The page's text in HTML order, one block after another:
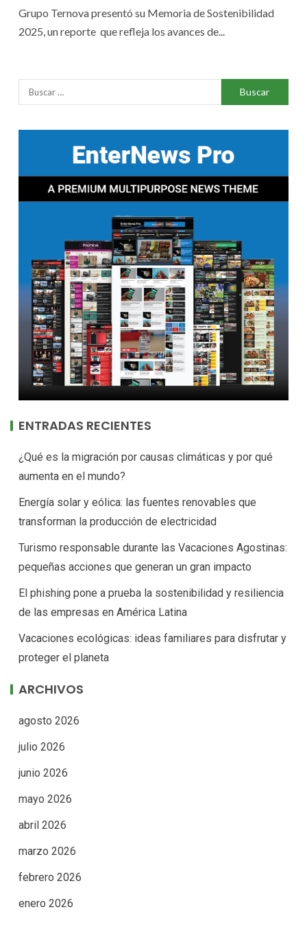
Grupo Ternova presentó su Memoria de Sostenibilidad
2025, un reporte que refleja los avances de...
ENTRADAS RECIENTES
¿Qué es la migración por causas climáticas y por qué
aumenta en el mundo?
Energía solar y eólica: las fuentes renovables que
transforman la producción de electricidad
Turismo responsable durante las Vacaciones Agostinas:
pequeñas acciones que generan un gran impacto
El phishing pone a prueba la sostenibilidad y resiliencia
de las empresas en América Latina
Vacaciones ecológicas: ideas familiares para disfrutar y
proteger el planeta
ARCHIVOS
agosto 2026
julio 2026
junio 2026
mayo 2026
abril 2026
marzo 2026
febrero 2026
enero 2026